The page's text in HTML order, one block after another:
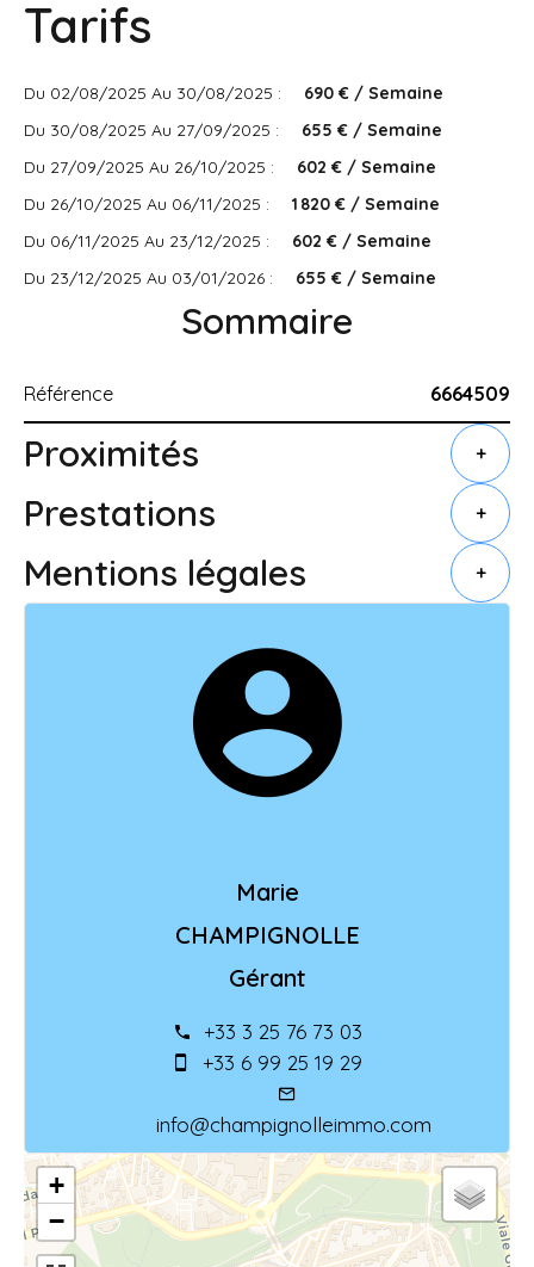
Tarifs
Du 02/08/2025 Au 30/08/2025 :
690 € / Semaine
Du 30/08/2025 Au 27/09/2025 :
655 € / Semaine
Du 27/09/2025 Au 26/10/2025 :
602 € / Semaine
Du 26/10/2025 Au 06/11/2025 :
1 820 € / Semaine
Du 06/11/2025 Au 23/12/2025 :
602 € / Semaine
Du 23/12/2025 Au 03/01/2026 :
655 € / Semaine
Sommaire
Référence 6664509
Proximités +
Prestations +
Mentions légales +
Marie
CHAMPIGNOLLE
Gérant
+33 3 25 76 73 03
+33 6 99 25 19 29
info@champignolleimmo.com
+
−